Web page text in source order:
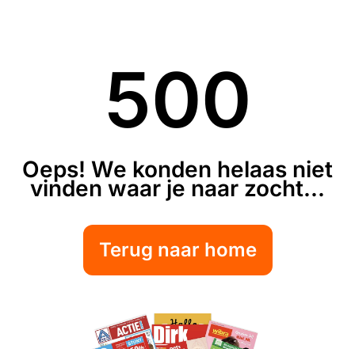
500
Oeps! We konden helaas niet
vinden waar je naar zocht...
Terug naar home